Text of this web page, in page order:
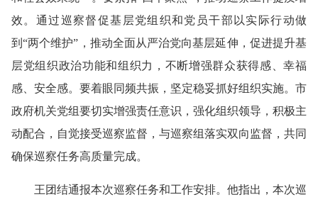
效。通过巡察督促基层党组织和党员干部以实际行动做
到“两个维护” ，推动全面从严治党向基层延伸，促进提升基
层党组织政治功能和组织力，不断增强群众获得感、幸福
感、安全感。要着眼同频共振，坚定稳妥抓好组织实施。市
政府机关党组要切实增强责任意识，强化组织领导，积极主
动配合，自觉接受巡察监督，与巡察组落实双向监督，共同
确保巡察任务高质量完成。
王团结通报本次巡察任务和工作安排。他指出，本次巡